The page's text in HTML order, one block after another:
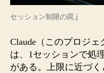
セッション制限の罠.j
Claude（このプロジ
は、1セッションで処
がある。上限に近づ